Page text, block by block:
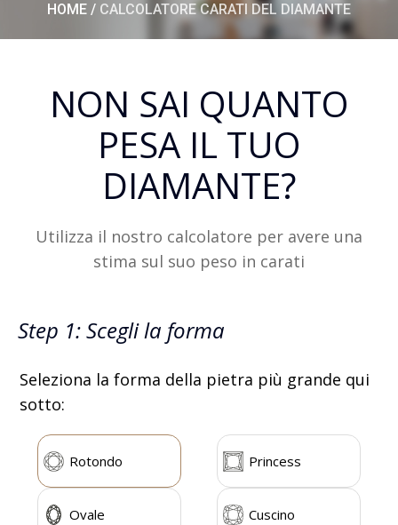
HOME / CALCOLATORE CARATI DEL DIAMANTE
NON SAI QUANTO
PESA IL TUO
DIAMANTE?
Utilizza il nostro calcolatore per avere una
stima sul suo peso in carati
Step 1: Scegli la forma
Seleziona la forma della pietra più grande qui
sotto:
Rotondo Princess
Ovale Cuscino